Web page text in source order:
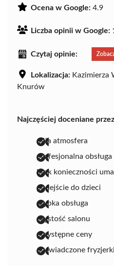
Ocena w Google: 4.9
Liczba opinii w Google:
Czytaj opinie:
Lokalizacja: Kazimierza
Knurów
Najczęściej doceniane
miła atmosfera
profesjonalna obsługa
brak konieczności
podejście do dzieci
szybka obsługa
czystość salonu
przystępne ceny
doświadczone fryzjerki